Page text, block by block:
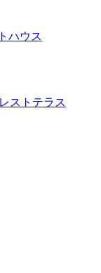
ハウス
ストテラス